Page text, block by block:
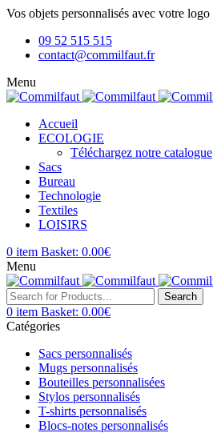
Vos objets personnalisés avec votre logo
09 52 515 515
contact@commilfaut.fr
Menu
Accueil
ECOLOGIE
Téléchargez notre catalogue
Sacs
Bureau
Technologie
Textiles
LOISIRS
0 item Basket: 0.00€
Menu
Search
0 item Basket: 0.00€
Catégories
Sacs personnalisés
Mugs personnalisés
Bouteilles personnalisées
Stylos personnalisés
T-shirts personnalisés
Blocs-notes personnalisés